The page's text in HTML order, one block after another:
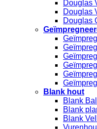
Douglas
Douglas
Douglas
Blank hout
Blank
Blank
Blank